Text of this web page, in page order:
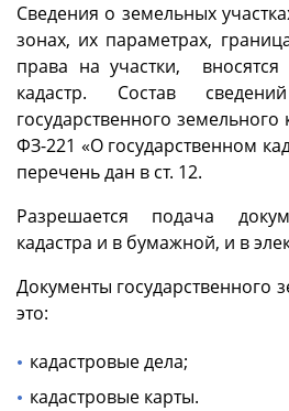
Сведения о земельных
зонах, их параметрах,
права на участки, вносятся
кадастр. Состав
государственного земельного
ФЗ-221 «О государственном
перечень дан в ст. 12.
Разрешается подача
кадастра и в бумажной, и в
Документы государственного
это:
кадастровые дела;
кадастровые карты.